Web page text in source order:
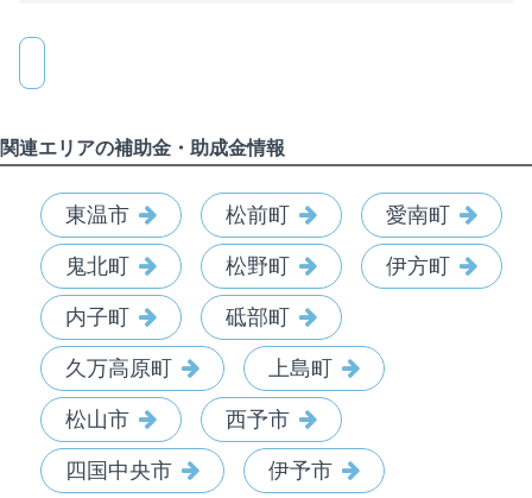
関連エリアの補助金・助成金情報
東温市 松前町 愛南町
鬼北町 松野町 伊方町
内子町 砥部町
久万高原町 上島町
松山市 西予市
四国中央市 伊予市